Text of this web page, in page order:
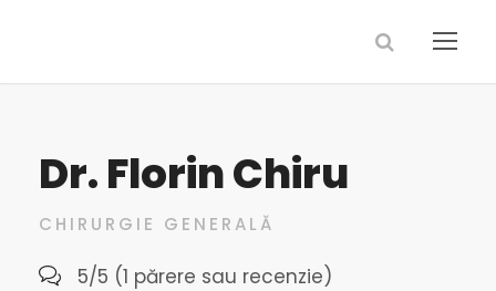
Dr. Florin Chiru
CHIRURGIE GENERALĂ
5/5 (1 părere sau recenzie)